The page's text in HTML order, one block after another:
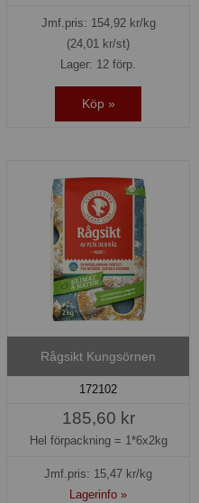
Jmf.pris: 154,92kr/kg
(24,01 kr/st)
Lager: 12 förp.
Köp »
Rågsikt Kungsörnen
172102
185,60 kr
Hel förpackning = 1*6x2kg
Jmf.pris: 15,47 kr/kg
Lagerinfo »